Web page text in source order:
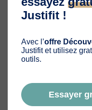
Comment
ChezJustifit , nous
pour vous.
Justifit !
Avec l’offre
Justifit et utilisez
outils.
Essayer